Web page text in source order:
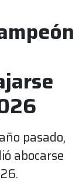
pasado,
abocarse